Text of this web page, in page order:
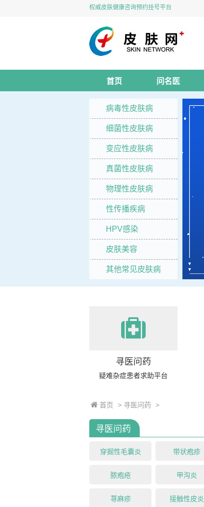
权威皮肤健康咨询预约挂号平台
首页 问名医
病毒性皮肤病
细菌性皮肤病
变应性皮肤病
真菌性皮肤病
物理性皮肤病
性传播疾病
HPV感染
皮肤美容
其他常见皮肤病
寻医问药
疑难杂症患者求助平台
首页 > 寻医问药 >
寻医问药
穿掘性毛囊炎 带状疱疹
脓疱疮 甲沟炎
荨麻疹 接触性皮炎